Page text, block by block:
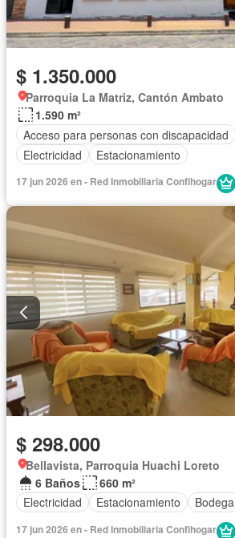
$ 1.350.000
Parroquia La Matriz, Cantón Ambato
1.590 m²
Acceso para personas con discapacidad
Electricidad
Estacionamiento
17 jun 2026 en - Red Inmobiliaria Confihogar
$ 298.000
Bellavista, Parroquia Huachi Loreto
6 Baños
660 m²
Electricidad
Estacionamiento Bodega
17 jun 2026 en - Red Inmobiliaria Confihogar